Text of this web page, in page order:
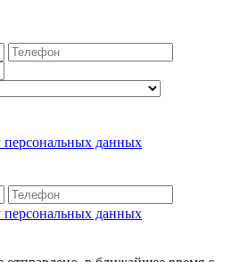
персональных данных
персональных данных